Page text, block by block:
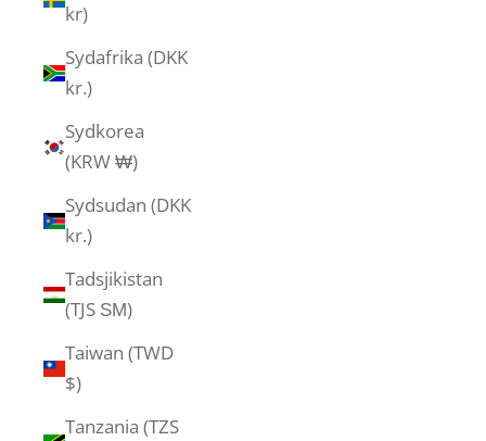
kr)
Sydafrika (DKK
kr.)
Sydkorea
(KRW ₩)
Sydsudan (DKK
kr.)
Tadsjikistan
(TJS ЅМ)
Taiwan (TWD
$)
Tanzania (TZS